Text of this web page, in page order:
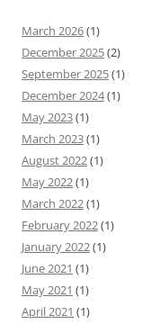
March 2026(1)
December 2025(2)
September 2025(1)
December 2024(1)
May 2023(1)
March 2023(1)
August 2022(1)
May 2022(1)
March 2022(1)
February 2022(1)
January 2022(1)
June 2021 (1)
May 2021 (1)
April 2021 (1)